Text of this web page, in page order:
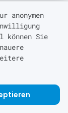
anonymen
Sie